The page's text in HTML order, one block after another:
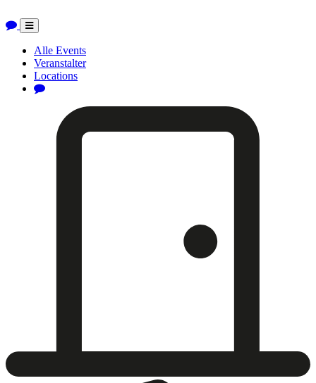
Toggle
navigation
Alle Events
Veranstalter
Locations